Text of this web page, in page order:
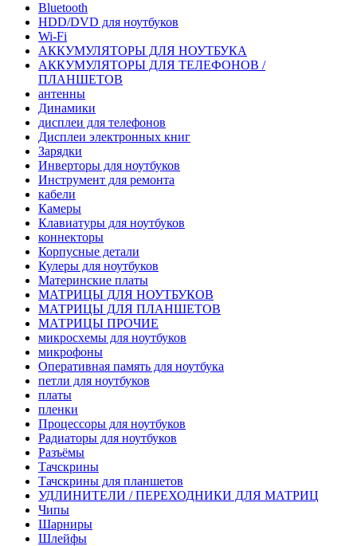
Bluetooth
HDD/DVD для ноутбуков
Wi-Fi
АККУМУЛЯТОРЫ ДЛЯ НОУТБУКА
АККУМУЛЯТОРЫ ДЛЯ ТЕЛЕФОНОВ /
ПЛАНШЕТОВ
антенны
Динамики
дисплеи для телефонов
Дисплеи электронных книг
Зарядки
Инверторы для ноутбуков
Инструмент для ремонта
кабели
Камеры
Клавиатуры для ноутбуков
коннекторы
Корпусные детали
Кулеры для ноутбуков
Материнские платы
МАТРИЦЫ ДЛЯ НОУТБУКОВ
МАТРИЦЫ ДЛЯ ПЛАНШЕТОВ
МАТРИЦЫ ПРОЧИЕ
микросхемы для ноутбуков
микрофоны
Оперативная память для ноутбука
петли для ноутбуков
платы
пленки
Процессоры для ноутбуков
Радиаторы для ноутбуков
Разъёмы
Тачскрины
Тачскрины для планшетов
УДЛИНИТЕЛИ / ПЕРЕХОДНИКИ ДЛЯ МАТРИЦ
Чипы
Шарниры
Шлейфы